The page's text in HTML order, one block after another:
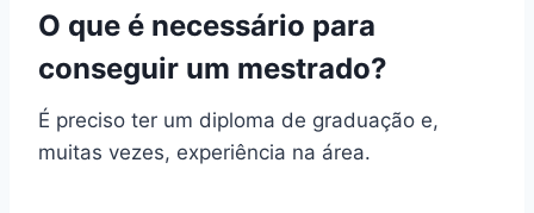
O que é necessário para
conseguir um mestrado?
É preciso ter um diploma de graduação e,
muitas vezes, experiência na área.